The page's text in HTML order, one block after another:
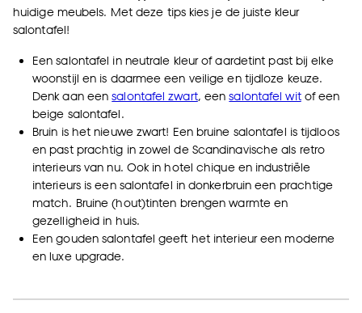
huidige meubels. Met deze tips kies je de juiste kleur
salontafel!
Een salontafel in neutrale kleur of aardetint past bij elke
woonstijl en is daarmee een veilige en tijdloze keuze.
Denk aan eensalontafel zwart, eensalontafel witof een
beige salontafel.
Bruin is het nieuwe zwart! Een bruine salontafel is tijdloos
en past prachtig in zowel de Scandinavische als retro
interieurs van nu. Ook in hotel chique en industriële
interieurs is een salontafel in donkerbruin een prachtige
match. Bruine (hout)tinten brengen warmte en
gezelligheid in huis.
Een gouden salontafel geeft het interieur een moderne
en luxe upgrade.